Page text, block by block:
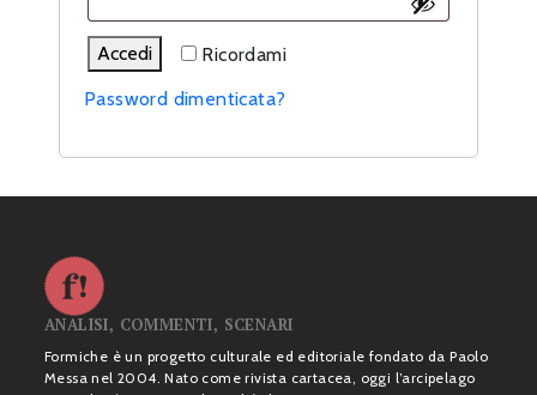
Ricordami
Accedi
Password dimenticata?
ANALISI, COMMENTI, SCENARI
Formiche è un progetto culturale ed editoriale fondato da Paolo
Messa nel 2004. Nato come rivista cartacea, oggi l’arcipelago